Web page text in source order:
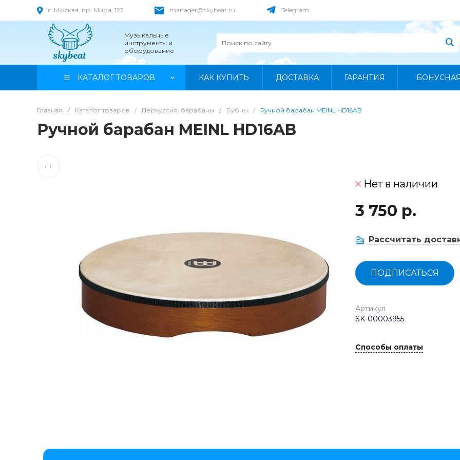
г. Москва, пр. Мира, 122 manager@skybeat.ru Telegram
Музыкальные
инструменты и
оборудование
КАТАЛОГ ТОВАРОВ КАК КУПИТЬ ДОСТАВКА ГАРАНТИЯ
Главная / Каталог товаров / Перкуссия, барабаны / Бубны / Ручной барабан MEINL HD16AB
Ручной барабан MEINL HD16AB
Нет в наличии
3 750 р.
Рассчитать
ПОДПИСАТЬСЯ
Артикул
SK-00003955
Способы оплаты